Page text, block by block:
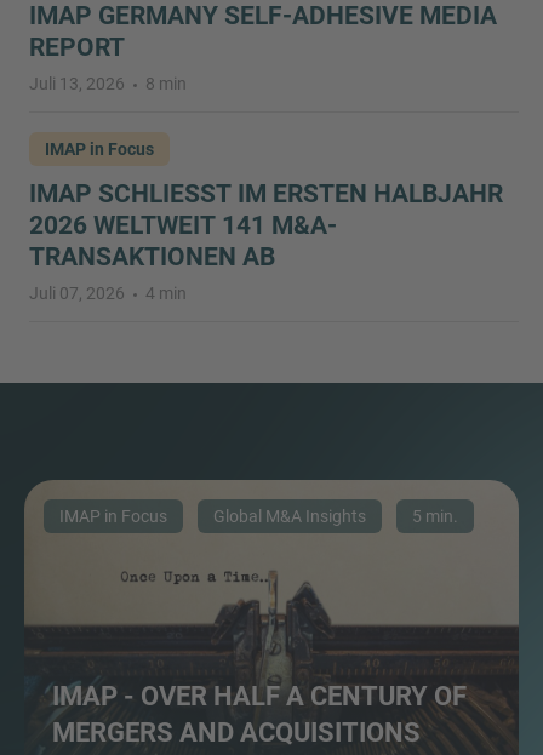
IMAP GERMANY SELF-ADHESIVE MEDIA
REPORT
Juli 13, 2026 8 min
IMAP in Focus
IMAP SCHLIESST IM ERSTEN HALBJAHR 2
026 WELTWEIT 141 M&A-T
RANSAKTIONEN AB
Juli 07, 2026 4 min
IMAP in Focus Global M&A Insights 5 min.
IMAP - OVER HALF A CENTURY OF
MERGERS AND ACQUISITIONS